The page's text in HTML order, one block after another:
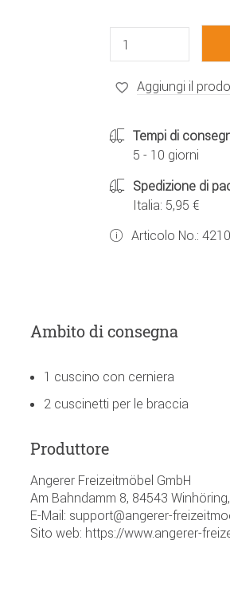
Aggiungi il
Tempi di
5 - 10 giorni
Spedizione di
Italia: 5,95 €
Articolo No.:
Ambito di consegna
1 cuscino con cerniera
2 cuscinetti per le braccia
Produttore
Angerer Freizeitmöbel GmbH
Am Bahndamm 8, 84543
E-Mail: support@angerer-
Sito web: https://www.angerer-